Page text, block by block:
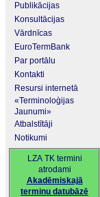
Publikācijas
Konsultācijas
Vārdnīcas
EuroTermBank
Par portālu
Kontakti
Resursi internetā
«Terminoloģijas
Jaunumi»
Atbalstītāji
Notikumi
LZA TK termini
atrodami
Akadēmiskajā
terminu datubāzē